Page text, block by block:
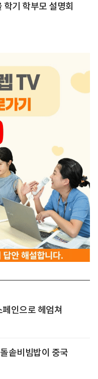
학기 학부모 설명회
인으로 헤엄쳐
솥비빔밥이 중국